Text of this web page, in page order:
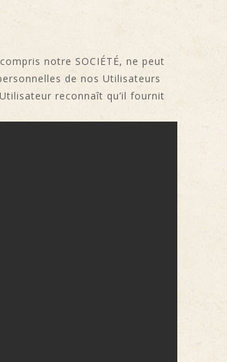
notre SOCIÉTÉ, ne peut
de nos Utilisateurs
reconnaît qu’il fournit